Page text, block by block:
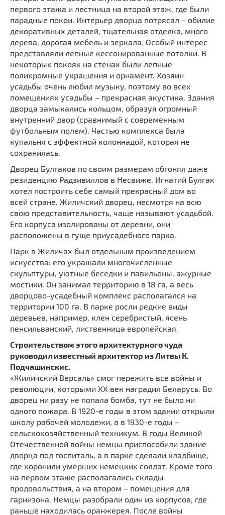
первого этажа и лестница на второй этаж, где были
парадные покои. Интерьер дворца потрясал – обилие
декоративных деталей, тщательная отделка, много
дерева, дорогая мебель и зеркала. Особый интерес
представляли лепные кессонированные потолки. В
некоторых покоях на стенах были лепные
полихромные украшения и орнамент. Хозяин
усадьбы очень любил музыку, поэтому во всех
помещениях усадьбы – прекрасная акустика. Здания
дворца замыкались кольцом, образуя огромный
внутренний двор (сравнимый с современным
футбольным полем). Частью комплекса была
купальня с эффектной колоннадой, которая не
сохранилась.
Дворец Булгаков по своим размерам обгонял даже
резиденцию Радзивиллов в Несвиже. Игнатий Булгак
хотел построить себе самый прекрасный дом во
всей стране. Жиличский дворец, несмотря на всю
свою представительность, чаще называют усадьбой.
Его корпуса изолированы от деревни, они
расположены в гуще приусадебного парка.
Парк в Жиличах был отдельным произведением
искусства: его украшали многочисленные
скульптуры, уютные беседки и павильоны, ажурные
мостики. Он занимал территорию в 18 га, а весь
дворцово-усадебный комплекс располагался на
территории 100 га. В парке росли редкие виды
деревьев, например, клен серебристый, ясень
пенсильванский, лиственница европейская.
Строительством этого архитектурного чуда
руководил известный архитектор из Литвы К.
Подчашинскис.
«Жиличский Версаль» смог пережить все войны и
революции, которыми XX век наградил Беларусь. Во
дворец ни разу не попала бомба, тут не было ни
одного пожара. В 1920-е годы в этом здании открыли
школу рабочей молодежи, а в 1930-е годы –
сельскохозяйственный техникум. В годы Великой
Отечественной войны немцы приспособили здание
дворца под госпиталь, а в парке сделали кладбище,
где хоронили умерших немецких солдат. Кроме того
на первом этаже располагались склады
продовольствия, а на втором – помещения для
гарнизона. Немцы разобрали один из корпусов, где
раньше находилась оранжерея. После войны